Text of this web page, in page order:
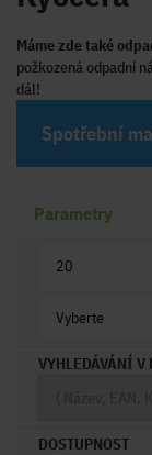
Máme zde také
požkozená odpadní
dál!
Spotřební
Parametry
20
Vyberte
VYHLEDÁVÁNÍ V
DOSTUPNOST